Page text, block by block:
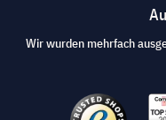
Wir wurden mehrfach